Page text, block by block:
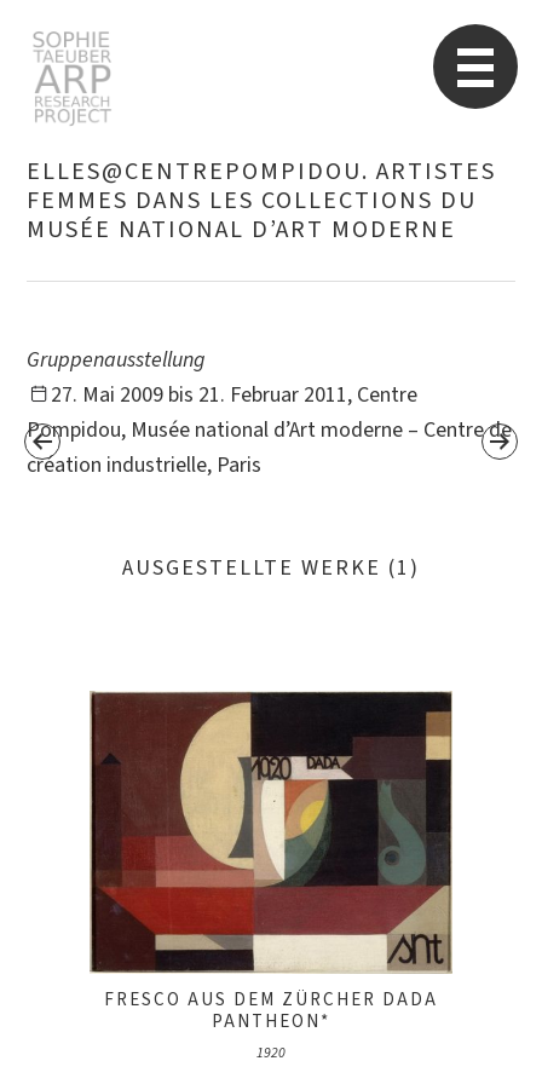
Suchen
ELLES@CENTREPOMPIDOU. ARTISTES
FEMMES DANS LES COLLECTIONS DU
MUSÉE NATIONAL D’ART MODERNE
Gruppenausstellung
27. Mai 2009 bis 21. Februar 2011, Centre
Pompidou, Musée national d’Art moderne – Centre de
création industrielle, Paris
AUSGESTELLTE WERKE (1)
FRESCO AUS DEM ZÜRCHER DADA
PANTHEON*
1920